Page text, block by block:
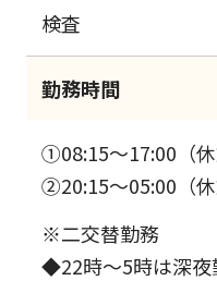
検査
勤務時間
①08:15～17:00（
②20:15～05:00（
※二交替勤務
◆22時～5時は深夜